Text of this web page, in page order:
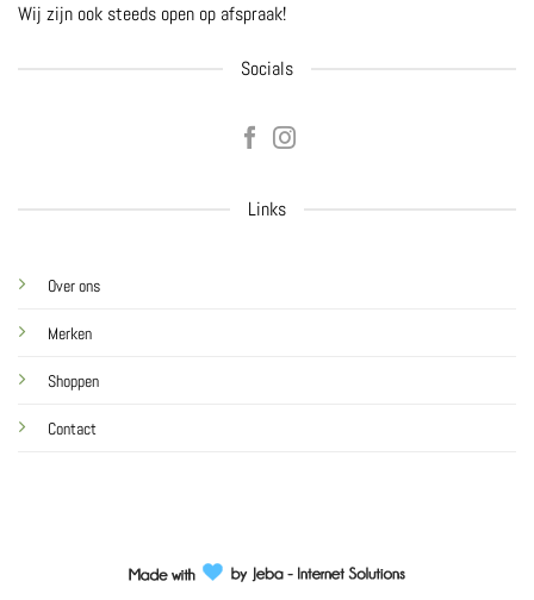
Links
Over ons
Merken
Shoppen
Contact
Wij zijn ook steeds open op afspraak!
Socials